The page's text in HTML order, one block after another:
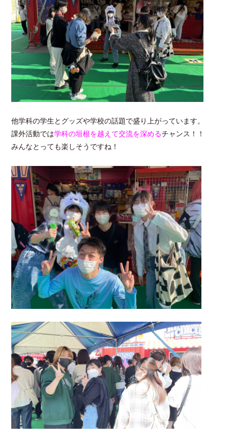
他学科の学生とグッズや学校の話題で盛り上がっています。
課外活動では学科の垣根を越えて交流を深めるチャンス！！
みんなとっても楽しそうですね！